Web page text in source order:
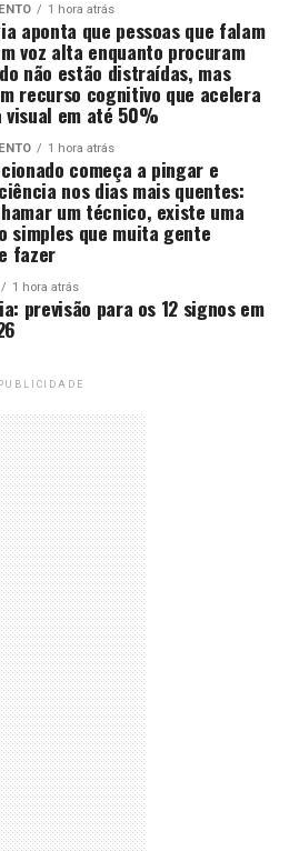
1 hora atrás
aponta que pessoas que falam
voz alta enquanto procuram
não estão distraídas, mas
recurso cognitivo que acelera
visual em até 50%
1 hora atrás
começa a pingar e
nos dias mais quentes:
um técnico, existe uma
simples que muita gente
fazer
1 hora atrás
previsão para os 12 signos em
PUBLICIDADE